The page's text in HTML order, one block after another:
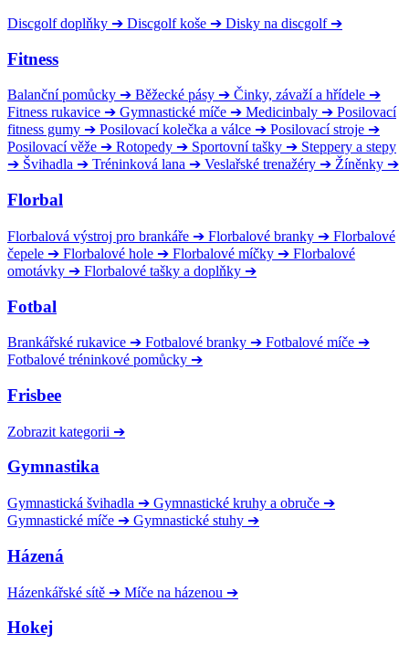
Discgolf doplňky ➔ Discgolf koše ➔ Disky na discgolf ➔
Fitness
Balanční pomůcky ➔ Běžecké pásy ➔ Činky, závaží a hřídele ➔
Fitness rukavice ➔ Gymnastické míče ➔ Medicinbaly ➔ Posilovací
fitness gumy ➔ Posilovací kolečka a válce ➔ Posilovací stroje ➔
Posilovací věže ➔ Rotopedy ➔ Sportovní tašky ➔ Steppery a stepy
➔ Švihadla ➔ Tréninková lana ➔ Veslařské trenažéry ➔ Žíněnky ➔
Florbal
Florbalová výstroj pro brankáře ➔ Florbalové branky ➔ Florbalové
čepele ➔ Florbalové hole ➔ Florbalové míčky ➔ Florbalové
omotávky ➔ Florbalové tašky a doplňky ➔
Fotbal
Brankářské rukavice ➔ Fotbalové branky ➔ Fotbalové míče ➔
Fotbalové tréninkové pomůcky ➔
Frisbee
Zobrazit kategorii ➔
Gymnastika
Gymnastická švihadla ➔ Gymnastické kruhy a obruče ➔
Gymnastické míče ➔ Gymnastické stuhy ➔
Házená
Házenkářské sítě ➔ Míče na házenou ➔
Hokej